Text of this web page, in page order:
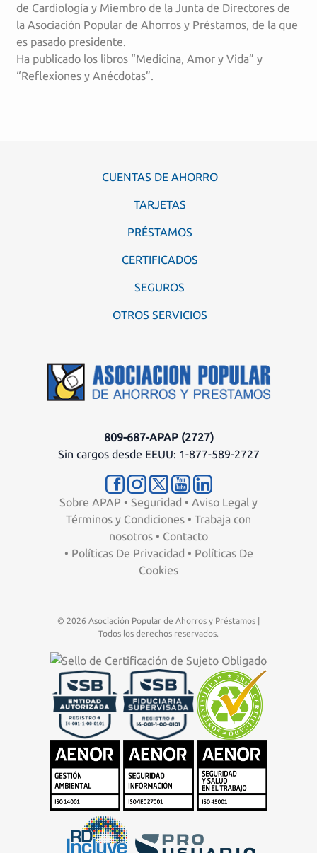
de Cardiología y Miembro de la Junta de Directores de
la Asociación Popular de Ahorros y Préstamos, de la que
es pasado presidente.
Ha publicado los libros “Medicina, Amor y Vida” y
“Reflexiones y Anécdotas”.
CUENTAS DE AHORRO
TARJETAS
PRÉSTAMOS
CERTIFICADOS
SEGUROS
OTROS SERVICIOS
809-687-APAP (2727)
Sin cargos desde EEUU: 1-877-589-2727
Sobre APAP • Seguridad • Aviso Legal y
Términos y Condiciones • Trabaja con
nosotros • Contacto
• Políticas De Privacidad • Políticas De
Cookies
© 2026 Asociación Popular de Ahorros y Préstamos |
Todos los derechos reservados.